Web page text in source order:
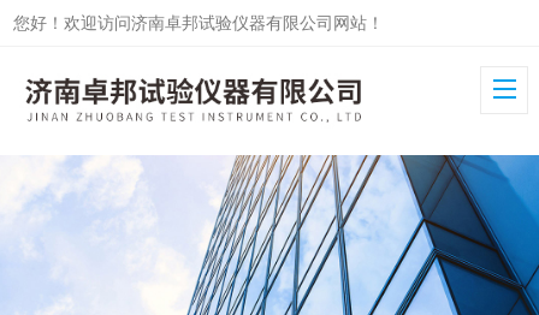
您好！欢迎访问济南卓邦试验仪器有限公司网站！